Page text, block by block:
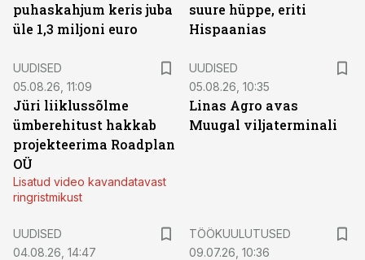
puhaskahjum keris juba
üle 1,3 miljoni euro
suure hüppe, eriti
Hispaanias
UUDISED
05.08.26, 11:09
Jüri liiklussõlme
ümberehitust hakkab
projekteerima Roadplan
OÜ
Lisatud video kavandatavast
ringristmikust
UUDISED
05.08.26, 10:35
Linas Agro avas
Muugal viljaterminali
UUDISED
04.08.26, 14:47
TÖÖKUULUTUSED
09.07.26, 10:36